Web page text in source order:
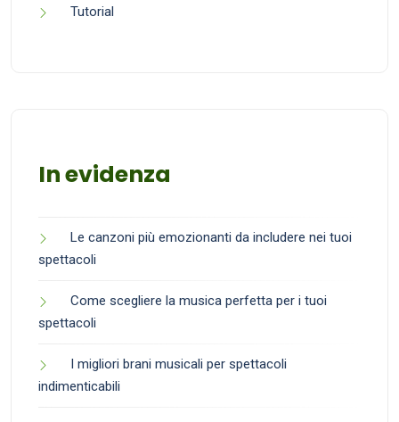
Tutorial
In evidenza
Le canzoni più emozionanti da includere nei tuoi
spettacoli
Come scegliere la musica perfetta per i tuoi
spettacoli
I migliori brani musicali per spettacoli
indimenticabili